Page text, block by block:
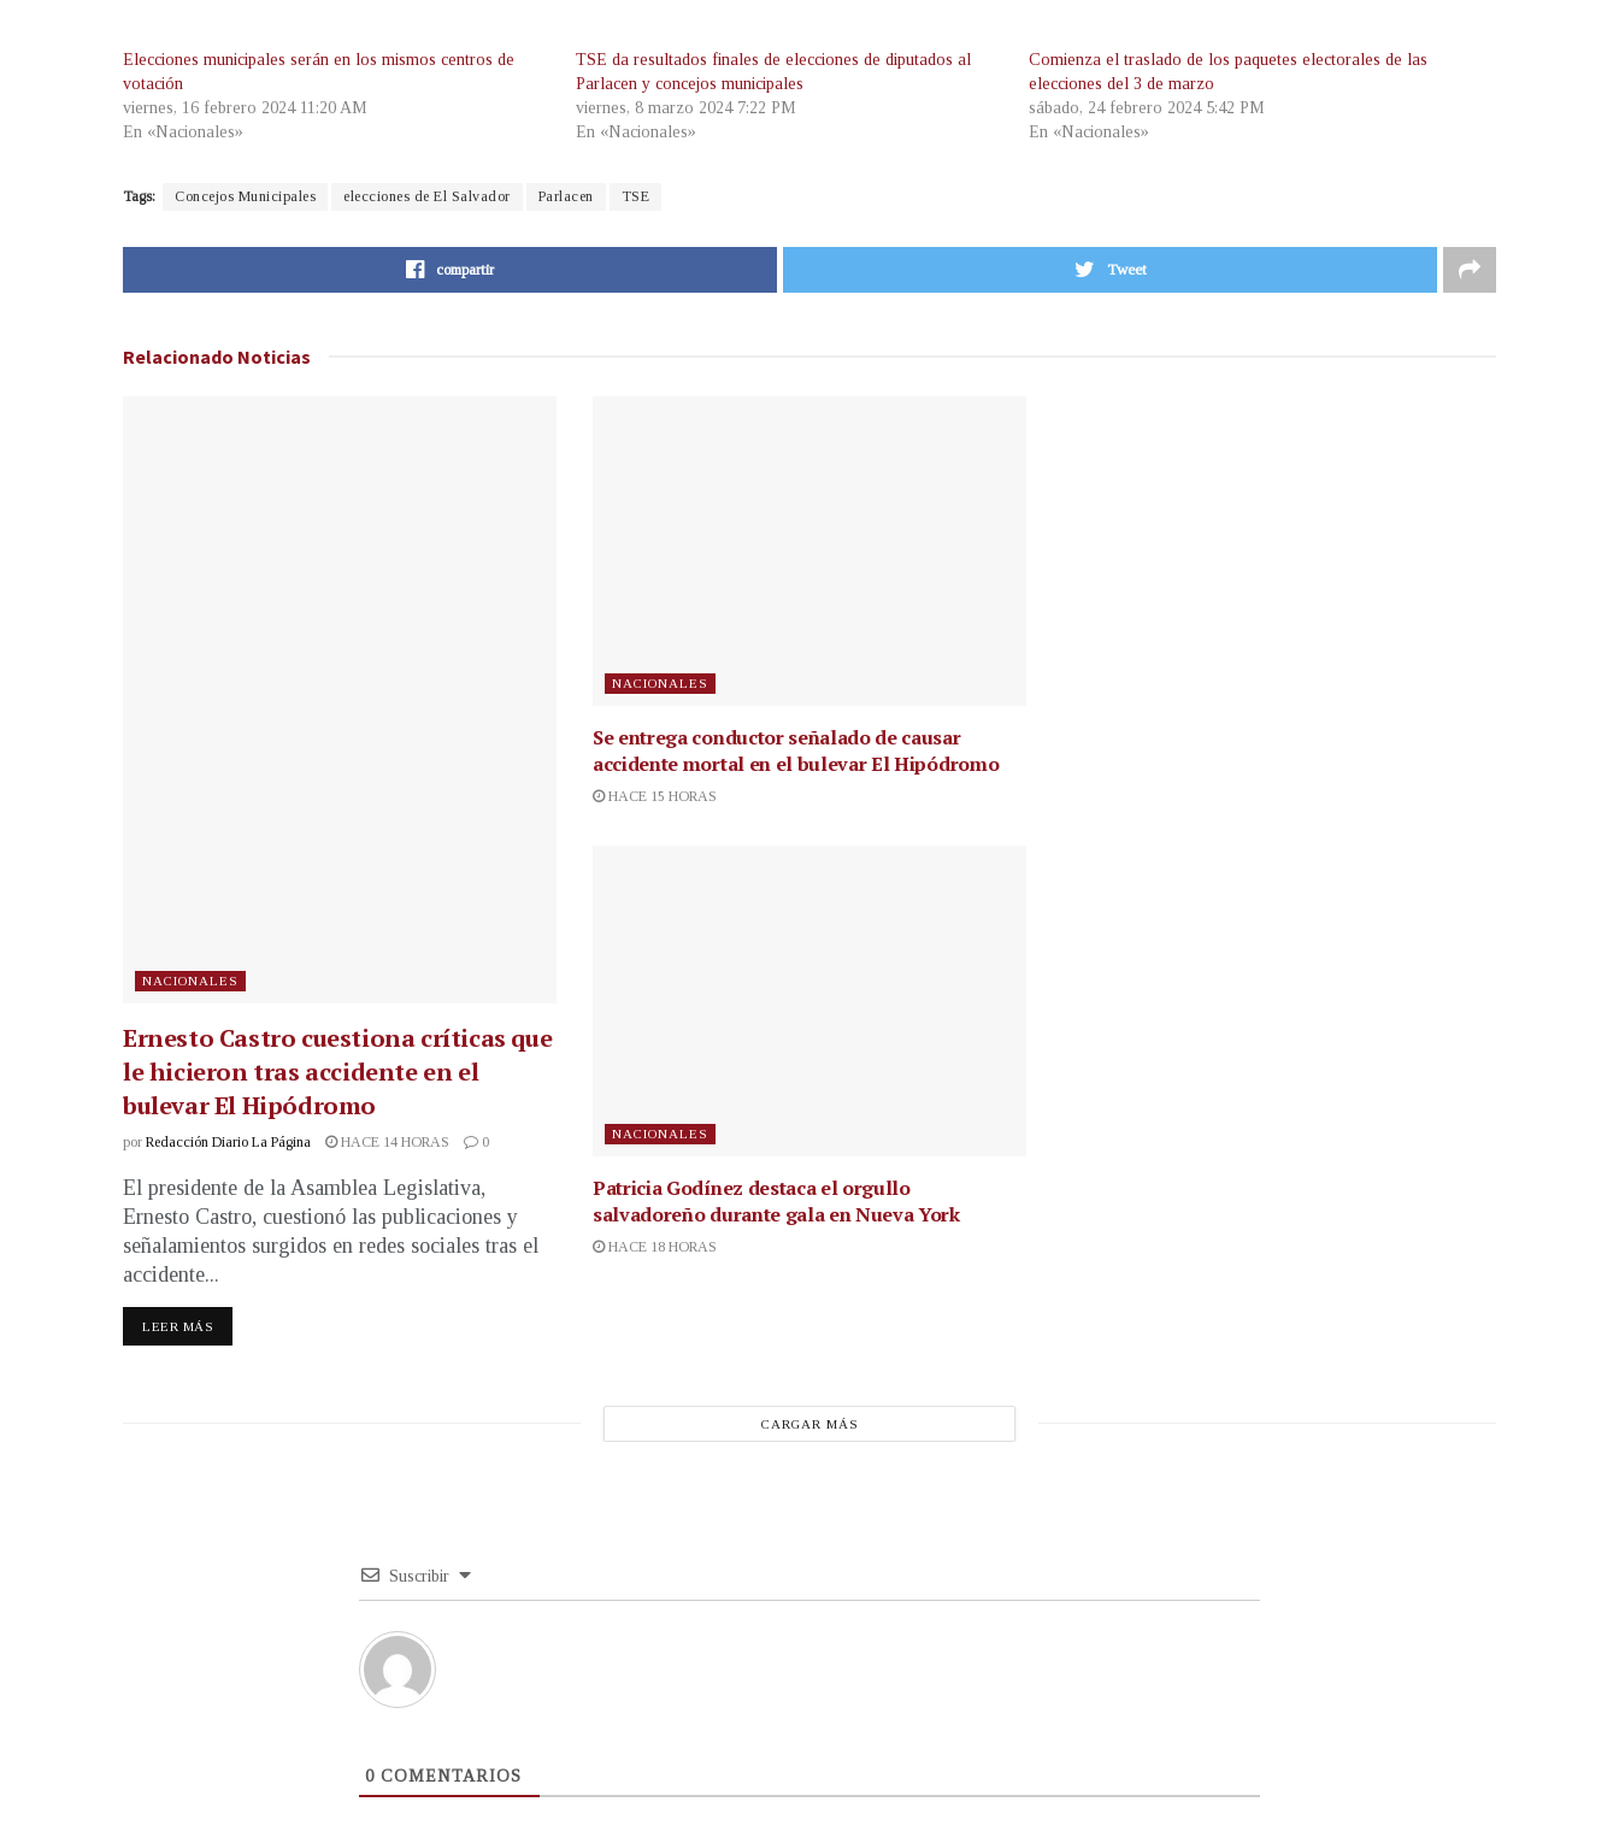
Elecciones municipales serán en los mismos centros de
votación
viernes, 16 febrero 2024 11:20 AM
En «Nacionales»
TSE da resultados finales de elecciones de diputados al
Parlacen y concejos municipales
viernes, 8 marzo 2024 7:22 PM
En «Nacionales»
Comienza el traslado de los paquetes electorales de las
elecciones del 3 de marzo
sábado, 24 febrero 2024 5:42 PM
En «Nacionales»
Tags: Concejos Municipales elecciones de El Salvador Parlacen TSE
compartir Tweet
Relacionado Noticias
NACIONALES
Ernesto Castro cuestiona críticas que
le hicieron tras accidente en el
bulevar El Hipódromo
por Redacción Diario La Página HACE 14 HORAS 0
El presidente de la Asamblea Legislativa,
Ernesto Castro, cuestionó las publicaciones y
señalamientos surgidos en redes sociales tras el
accidente...
LEER MÁS
NACIONALES
Se entrega conductor señalado de causar
accidente mortal en el bulevar El Hipódromo
HACE 15 HORAS
NACIONALES
Patricia Godínez destaca el orgullo
salvadoreño durante gala en Nueva York
HACE 18 HORAS
CARGAR MÁS
Suscribir
0 COMENTARIOS